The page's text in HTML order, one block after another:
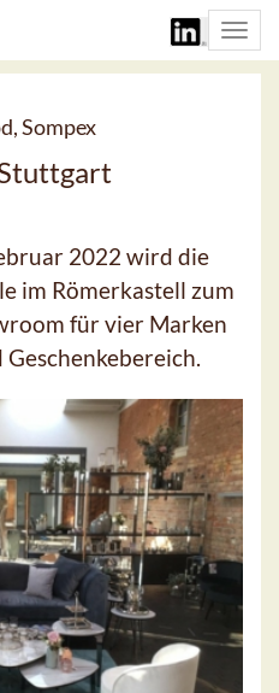
Sompex
2022 wird die
im Römerkastell zum
für vier Marken